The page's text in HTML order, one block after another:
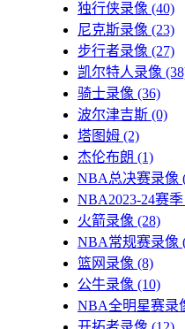
独行侠录像 (40)
尼克斯录像 (23)
步行者录像 (27)
凯尔特人录像
骑士录像 (36)
波尔津吉斯 (0)
塔图姆 (2)
杰伦布朗 (1)
NBA总决赛录像
NBA2023-24赛季
火箭录像 (28)
NBA常规赛录像
篮网录像 (8)
公牛录像 (10)
NBA全明星赛录